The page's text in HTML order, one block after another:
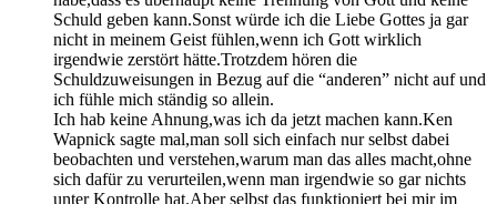
Schuld geben kann.Sonst würde ich die Liebe Gottes ja gar
nicht in meinem Geist fühlen,wenn ich Gott wirklich
irgendwie zerstört hätte.Trotzdem hören die
Schuldzuweisungen in Bezug auf die “anderen” nicht auf und
ich fühle mich ständig so allein.
Ich hab keine Ahnung,was ich da jetzt machen kann.Ken
Wapnick sagte mal,man soll sich einfach nur selbst dabei
beobachten und verstehen,warum man das alles macht,ohne
sich dafür zu verurteilen,wenn man irgendwie so gar nichts
unter Kontrolle hat.Aber selbst das funktioniert bei mir im